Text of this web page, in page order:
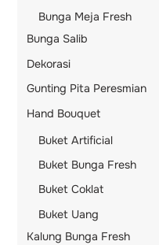
Bunga Meja Fresh
Bunga Salib
Dekorasi
Gunting Pita Peresmian
Hand Bouquet
Buket Artificial
Buket Bunga Fresh
Buket Coklat
Buket Uang
Kalung Bunga Fresh